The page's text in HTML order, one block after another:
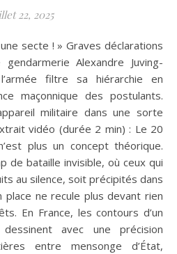
22, 2025
secte ! » Graves déclarations
Alexandre Juving-
filtre sa hiérarchie en
maçonnique des postulants.
militaire dans une sorte
vidéo (durée 2 min) : Le 20
plus un concept théorique.
de bataille invisible, où ceux qui
au silence, soit précipités dans
ne recule plus devant rien
En France, les contours d’un
avec une précision
entre mensonge d’État,